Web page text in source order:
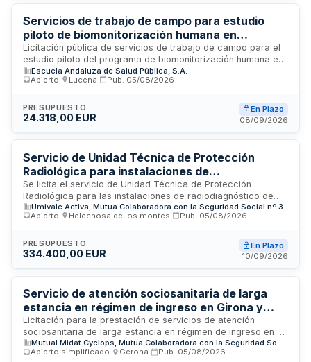
dirección del laboratorio y la ejecución del servicio
conforme a lo establecido en el pliego de prescripciones
técnicas.
Servicios de trabajo de campo para estudio
piloto de biomonitorización humana en
Andalucía - Escuela Andaluza de Salud Pública
Licitación pública de servicios de trabajo de campo para el
estudio piloto del programa de biomonitorización humana en
Andalucía, convocada por la Escuela Andaluza de Salud
Pública, S.A. El contrato comprende la ejecución de
campo necesarios para desarrollar este programa de
monitorización de exposición a sustancias químicas en la
operativas de terreno requeridas para la implementación del
estudio piloto.
Escuela Andaluza de Salud Pública, S.A.
Abierto
Lucena Pub. 05/08/2026
PRESUPUESTO
24.318,00 EUR
En Plazo
08/09/2026
Servicio de Unidad Técnica de Protección
Radiológica para instalaciones de
radiodiagnóstico de Umivale Activa
Se licita el servicio de Unidad Técnica de Protección
Radiológica para las instalaciones de radiodiagnóstico de
Umivale Activa, mutua colaboradora con la Seguridad Social.
El servicio incluye todas las actuaciones ordinarias
obligaciones de protección radiológica, abarcando costes
de personal técnico, desplazamientos, equipos de medida,
técnica requerida conforme a la normativa vigente.
Umivale Activa, Mutua Colaboradora con la Seguridad Social nº 3
Abierto
Helechosa de los montes Pub. 05/08/2026
PRESUPUESTO
334.400,00 EUR
En Plazo
10/09/2026
Servicio de atención sociosanitaria de larga
estancia en régimen de ingreso en Girona y
área de influencia
Licitación para la prestación de servicios de atención
sociosanitaria de larga estancia en régimen de ingreso en el
ámbito territorial de Girona y su área de influencia. El
contrato, de naturaleza privada, se adjudica mediante
Mutual Midat Cyclops, Mutua Colaboradora con la Seguridad Social nº 1
Abierto simplificado
Gerona Pub. 05/08/2026